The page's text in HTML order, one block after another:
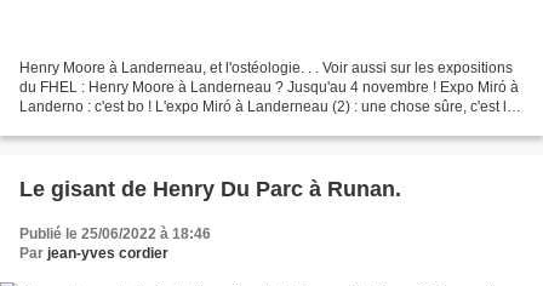
Henry Moore à Landerneau, et l'ostéologie. . . Voir aussi sur les expositions
du FHEL : Henry Moore à Landerneau ? Jusqu'au 4 novembre ! Expo Miró à
Landerno : c'est bo ! L'expo Miró à Landerneau (2) : une chose sûre, c'est le
Le gisant de Henry Du Parc à Runan.
Publié le 25/06/2022 à 18:46
Par jean-yves cordier